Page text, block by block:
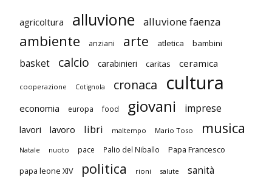
agricoltura alluvione alluvione faenza
ambiente anziani arte atletica bambini
basket calcio carabinieri caritas ceramica
cooperazione Cotignola cronaca cultura
economia europa food giovani imprese
lavori lavoro libri maltempo Mario Toso musica
Natale nuoto pace Palio del Niballo Papa Francesco
papa leone XIV politica rioni salute sanità